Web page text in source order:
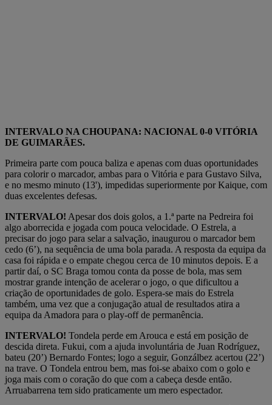
INTERVALO NA CHOUPANA: NACIONAL 0-0 VITÓRIA
DE GUIMARÃES.
Primeira parte com pouca baliza e apenas com duas oportunidades
para colorir o marcador, ambas para o Vitória e para Gustavo Silva,
e no mesmo minuto (13'), impedidas superiormente por Kaique, com
duas excelentes defesas.
INTERVALO! Apesar dos dois golos, a 1.ª parte na Pedreira foi
algo aborrecida e jogada com pouca velocidade. O Estrela, a
precisar do jogo para selar a salvação, inaugurou o marcador bem
cedo (6’), na sequência de uma bola parada. A resposta da equipa da
casa foi rápida e o empate chegou cerca de 10 minutos depois. E a
partir daí, o SC Braga tomou conta da posse de bola, mas sem
mostrar grande intenção de acelerar o jogo, o que dificultou a
criação de oportunidades de golo. Espera-se mais do Estrela
também, uma vez que a conjugação atual de resultados atira a
equipa da Amadora para o play-off de permanência.
INTERVALO! Tondela perde em Arouca e está em posição de
descida direta. Fukui, com a ajuda involuntária de Juan Rodríguez,
bateu (20’) Bernardo Fontes; logo a seguir, Gonzálbez acertou (22’)
na trave. O Tondela entrou bem, mas foi-se abaixo com o golo e
joga mais com o coração do que com a cabeça desde então.
Arruabarrena tem sido praticamente um mero espectador.